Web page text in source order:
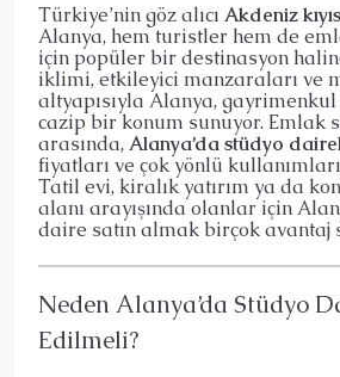
Türkiye’nin göz alıcı Akdeniz
Alanya, hem turistler hem de
için popüler bir destinasyon
iklimi, etkileyici manzaraları ve
altyapısıyla Alanya, gayrimenkul
cazip bir konum sunuyor. Emlak
arasında, Alanya’da stüdyo
fiyatları ve çok yönlü
Tatil evi, kiralık yatırım ya da
alanı arayışında olanlar için
daire satın almak birçok avantaj
Neden Alanya’da Stüdyo
Edilmeli?